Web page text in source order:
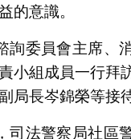
的意識。
詢委員會主席、
小組成員一行拜
局長岑錦榮等接待
司法警察局社區